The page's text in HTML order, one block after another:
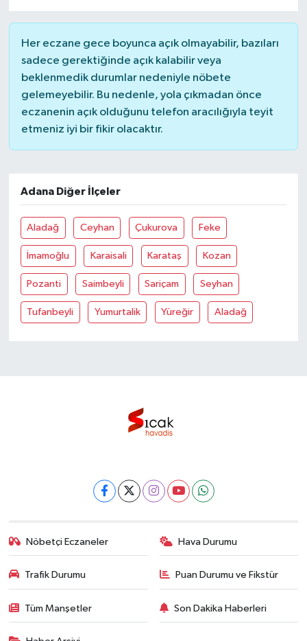
Her eczane gece boyunca açık olmayabilir, bazıları
sadece gerektiğinde açık kalabilir veya
beklenmedik durumlar nedeniyle nöbete
gelemeyebilir. Bu nedenle, yola çıkmadan önce
eczanenin açık olduğunu telefon aracılığıyla teyit
etmeniz iyi bir fikir olacaktır.
Adana Diğer İlçeler
Aladağ Ceyhan Çukurova Feke
İmamoğlu Karaisali Karataş Kozan
Pozanti Saimbeyli Sariçam Seyhan
Tufanbeyli Yumurtalik Yüreğir Aladağ
Nöbetçi Eczaneler Hava Durumu
Trafik Durumu Puan Durumu ve Fikstür
Tüm Manşetler Son Dakika Haberleri